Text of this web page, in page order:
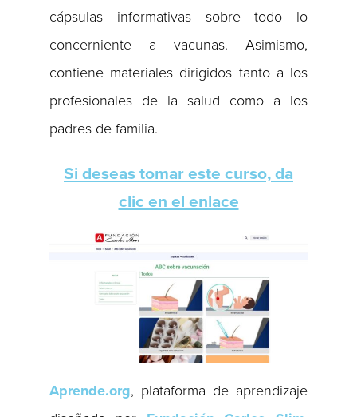
cápsulas informativas sobre todo lo
concerniente a vacunas. Asimismo,
contiene materiales dirigidos tanto a los
profesionales de la salud como a los
padres de familia.
Si deseas tomar este curso, da
clic en el enlace
Aprende.org, plataforma de aprendizaje